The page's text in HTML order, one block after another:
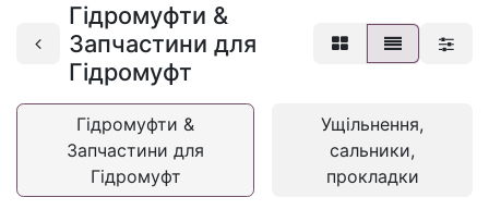
Гідромуфти &
Запчастини для
Гідромуфт
Гідромуфти &
Запчастини для
Гідромуфт
Ущільнення,
сальники,
прокладки